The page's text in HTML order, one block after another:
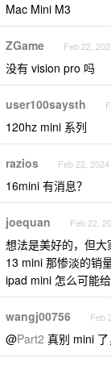
Mac Mini M3
ZGame Feb 22,
没有 vision pro 吗
user100saysth
120hz mini 系列
razios Feb 22,
16mini 有消息？
joequan Feb 22,
想法是美好的，但大
13 mini 那惨淡的销
ipad mini 怎么可能
wangj00756 Feb
@Part2 真别 mini